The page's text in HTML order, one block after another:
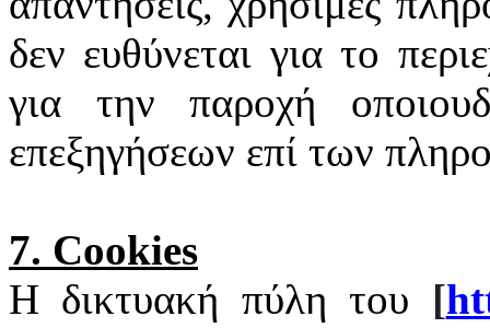
δεν ευθύνεται για το
για την παροχή
επεξηγήσεων επί των
7. Cookies
Η δικτυακή πύλη του [